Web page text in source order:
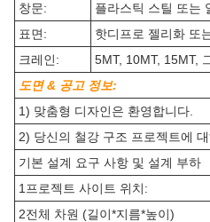
창문:
플라스틱 스틸 또는
표면:
핫디프로 젤리화 또
크레인:
5MT, 10MT, 15MT,
도면 & 공고 정보:
1) 맞춤형 디자인은 환영합니다.
2) 당신의 철강 구조 프로젝트에
기본 설계 요구 사항 및 설계 부하
1프로젝트 사이트 위치:
2전체 차원 (길이*지름*높이)